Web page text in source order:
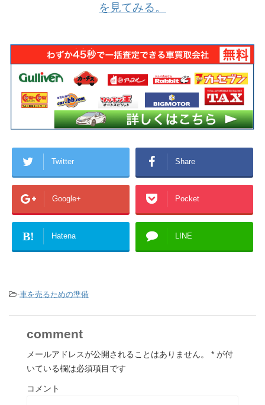
を見てみる。
Twitter Share
Google+ Pocket
B! Hatena LINE
-車を売るための準備
comment
メールアドレスが公開されることはありません。 * が付
いている欄は必須項目です
コメント